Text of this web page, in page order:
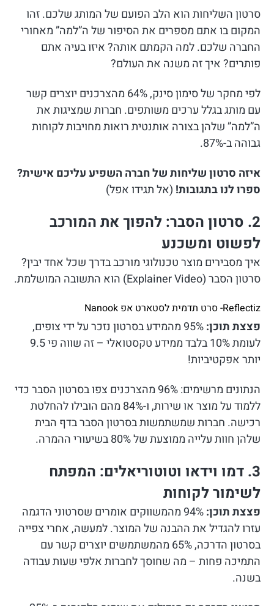
סרטון השליחות הוא הלב הפועם של המותג שלכם. זהו
המקום בו אתם מספרים את הסיפור של ה”למה” מאחורי
החברה שלכם. למה הקמתם אותה? איזו בעיה אתם
פותרים? איך זה משנה את העולם?
לפי מחקר של סימון סינק, 64% מהצרכנים יוצרים קשר
עם מותג בגלל ערכים משותפים. חברות שמציגות את
ה”למה” שלהן בצורה אותנטית רואות מחויבות לקוחות
גבוהה ב-87%.
איזה סרטון שליחות של חברה השפיע עליכם אישית?
ספרו לנו בתגובות! (אל תגידו אפל)
2. סרטון הסבר: להפוך את המורכב
לפשוט ומשכנע
איך מסבירים מוצר טכנולוגי מורכב בדרך שכל אחד יבין?
סרטון הסבר (Explainer Video) הוא התשובה המושלמת.
Reflectiz- סרט תדמית לסטארט אפ Nanook
פצצת תוכן:
95% מהמידע בסרטון נזכר על ידי צופים,
לעומת 10% בלבד ממידע טקסטואלי – זה שווה פי 9.5
יותר אפקטיביות!
הנתונים מרשימים: 96% מהצרכנים צפו בסרטון הסבר כדי
ללמוד על מוצר או שירות, ו-84% מהם הובילו להחלטת
רכישה. חברות שמשתמשות בסרטון הסבר בדף הבית
שלהן חוות עלייה ממוצעת של 80% בשיעורי ההמרה.
3. דמו וידאו וטוטוריאלים: המפתח
לשימור לקוחות
פצצת תוכן:
94% מהמשווקים אומרים שסרטוני הדגמה
עזרו להגדיל את ההבנה של המוצר. למעשה, אחרי צפייה
בסרטון הדרכה, 65% מהמשתמשים יוצרים קשר עם
התמיכה פחות – מה שחוסך לחברות אלפי שעות עבודה
בשנה.